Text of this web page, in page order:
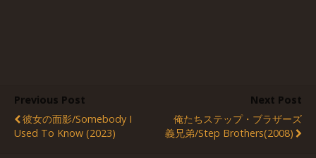
Previous Post
彼女の面影/Somebody I
Used To Know (2023)
Next Post
俺たちステップ・ブラザーズ
義兄弟/Step Brothers(2008)